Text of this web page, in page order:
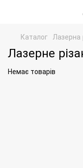
Каталог Лазерна
Лазерне
Немає товарів